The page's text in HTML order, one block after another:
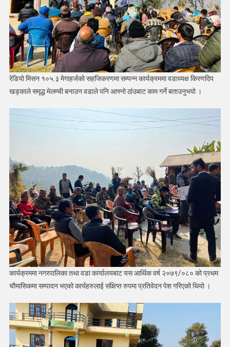
रेडियो मिसन १०५.३ मेगाहर्जको सहजिकरणमा सम्पन्न कार्यक्रममा वडाध्यक्ष किरणदिप
खड्काले समृद्ध मेलम्ची बनाउन वडाले पनि आफ्नो ठांउबाट काम गर्ने बताउनुभयो ।
कार्यक्रममा नगरपालिका तथा वडा कार्यालयबाट यस आर्थिक वर्ष २०७९/०८० को प्रथम
चौमासिकमा सम्पादन भएको कार्यहरुलाई संक्षिप्त रुपमा प्रतिवेदन पेश गरिएको थियो ।